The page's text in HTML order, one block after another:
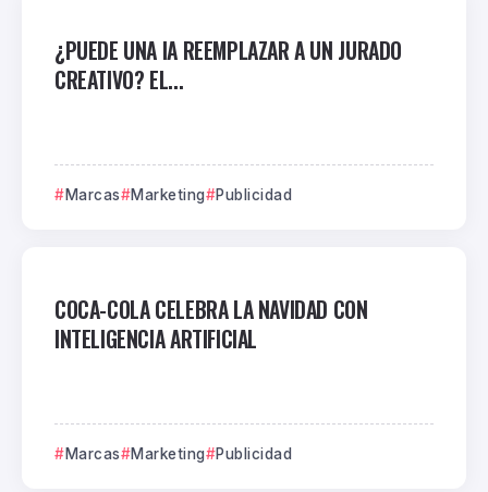
¿PUEDE UNA IA REEMPLAZAR A UN JURADO
CREATIVO? EL...
Marcas Marketing Publicidad
COCA-COLA CELEBRA LA NAVIDAD CON
INTELIGENCIA ARTIFICIAL
Marcas Marketing Publicidad